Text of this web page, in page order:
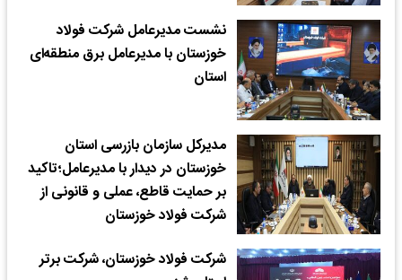
نشست مدیرعامل شرکت فولاد
خوزستان با مدیرعامل برق منطقه‌ای
استان
مدیرکل سازمان بازرسی استان
خوزستان در دیدار با مدیرعامل؛تاکید
بر حمایت قاطع، عملی و قانونی از
شرکت فولاد خوزستان
شرکت فولاد خوزستان، شرکت برتر